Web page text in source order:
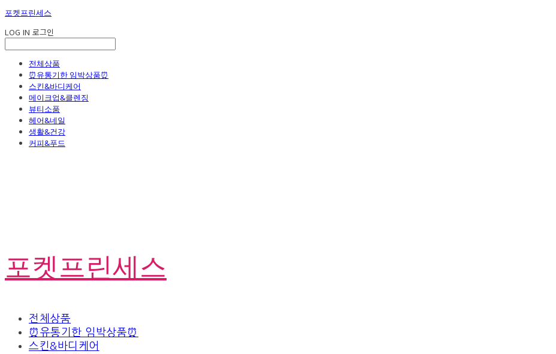
포켓프린세스
LOG IN 로그인
전체상품
⏰유통기한 임박상품⏰
스킨&바디케어
메이크업&클렌징
뷰티소품
헤어&네일
생활&건강
커피&푸드
포켓프린세스
전체상품
⏰유통기한 임박상품⏰
스킨&바디케어